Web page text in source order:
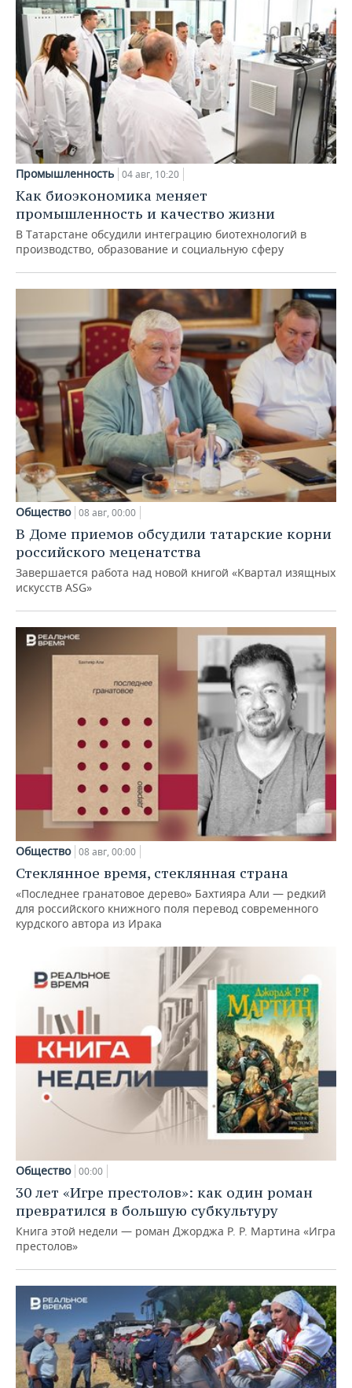
Промышленность 04 авг, 10:20
Как биоэкономика меняет
промышленность и качество жизни
В Татарстане обсудили интеграцию биотехнологий в
производство, образование и социальную сферу
Общество 08 авг, 00:00
В Доме приемов обсудили татарские корни
российского меценатства
Завершается работа над новой книгой «Квартал изящных
искусств ASG»
Общество 08 авг, 00:00
Стеклянное время, стеклянная страна
«Последнее гранатовое дерево» Бахтияра Али — редкий
для российского книжного поля перевод современного
курдского автора из Ирака
Общество 00:00
30 лет «Игре престолов»: как один роман
превратился в большую субкультуру
Книга этой недели — роман Джорджа Р. Р. Мартина «Игра
престолов»